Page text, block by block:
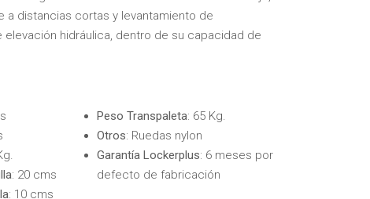
a distancias cortas y levantamiento de
hidráulica, dentro de su capacidad de
: 20 cms
: 10 cms
Peso Transpaleta: 65 Kg.
Otros: Ruedas nylon
Garantía Lockerplus: 6 meses por
defecto de fabricación